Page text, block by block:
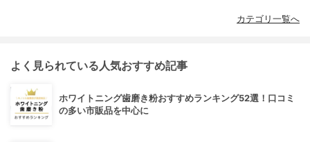
カテゴリ一覧へ
よく見られている人気おすすめ記事
ホワイトニング歯磨き粉おすすめランキング52選！口コミ
の多い市販品を中心に